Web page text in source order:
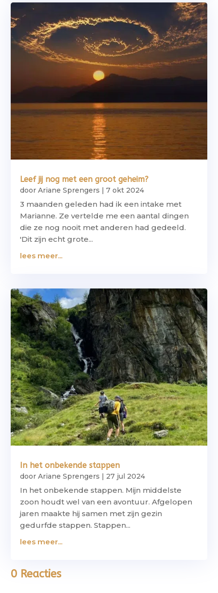
Leef jij nog met een groot geheim?
doorAriane Sprengers |7 okt 2024
3 maanden geleden had ik een intake met
Marianne. Ze vertelde me een aantal dingen
die ze nog nooit met anderen had gedeeld.
'Dit zijn echt grote...
lees meer...
In het onbekende stappen
doorAriane Sprengers | 27 jul 2024
In het onbekende stappen. Mijn middelste
zoon houdt wel van een avontuur. Afgelopen
jaren maakte hij samen met zijn gezin
gedurfde stappen. Stappen...
lees meer...
0 Reacties